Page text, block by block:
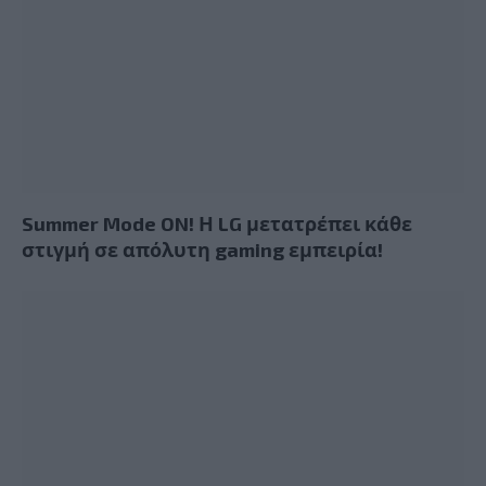
Summer Mode ON! Η LG μετατρέπει κάθε
στιγμή σε απόλυτη gaming εμπειρία!